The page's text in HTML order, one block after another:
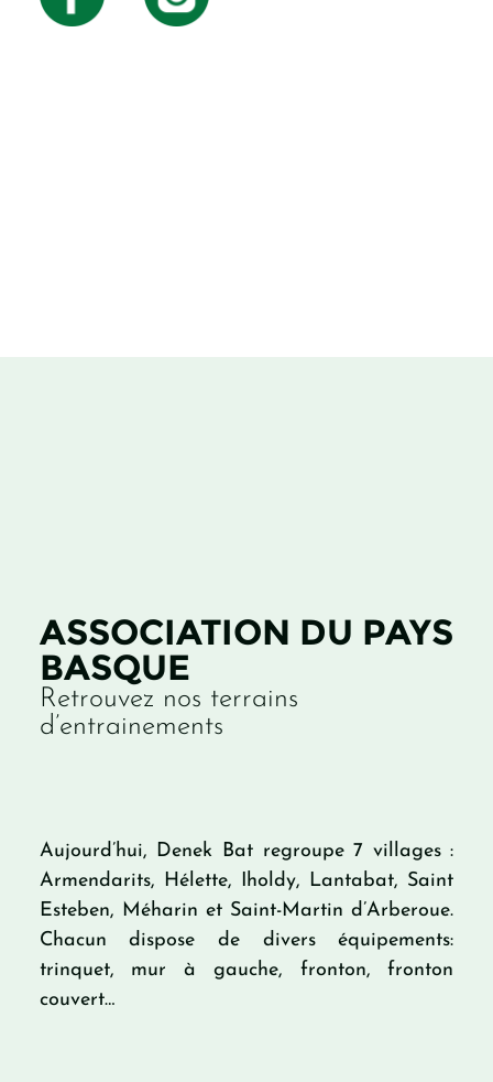
ASSOCIATION DU PAYS
BASQUE
Retrouvez nos terrains
d’entrainements
Aujourd’hui, Denek Bat regroupe 7 villages :
Armendarits, Hélette, Iholdy, Lantabat, Saint
Esteben, Méharin et Saint-Martin d’Arberoue.
Chacun dispose de divers équipements:
trinquet, mur à gauche, fronton, fronton
couvert…